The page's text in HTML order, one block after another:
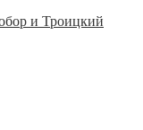
и Троицкий